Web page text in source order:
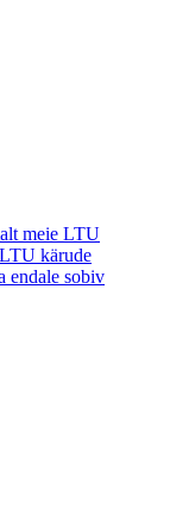
meie LTU
kärude
endale sobiv